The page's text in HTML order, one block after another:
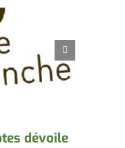
dévoile